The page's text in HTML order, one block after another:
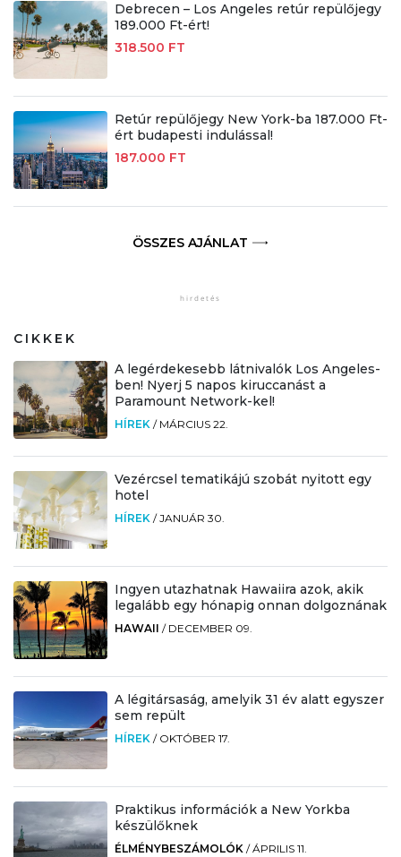
Debrecen – Los Angeles retúr repülőjegy
189.000 Ft-ért!
318.500 FT
Retúr repülőjegy New York-ba 187.000 Ft-
ért budapesti indulással!
187.000 FT
ÖSSZES AJÁNLAT
CIKKEK
A legérdekesebb látnivalók Los Angeles-
ben! Nyerj 5 napos kiruccanást a
Paramount Network-kel!
HÍREK / MÁRCIUS 22.
Vezércsel tematikájú szobát nyitott egy
hotel
HÍREK /JANUÁR 30.
Ingyen utazhatnak Hawaiira azok, akik
legalább egy hónapig onnan dolgoznának
HAWAII / DECEMBER 09.
A légitársaság, amelyik 31 év alatt egyszer
sem repült
HÍREK / OKTÓBER 17.
Praktikus információk a New Yorkba
készülőknek
ÉLMÉNYBESZÁMOLÓK /ÁPRILIS 11.